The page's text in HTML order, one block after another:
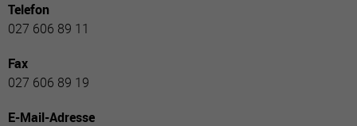
Telefon
027 606 89 11
Fax
027 606 89 19
E-Mail-Adresse